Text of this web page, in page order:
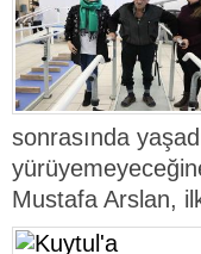
sonrasında
Mustafa Arslan,